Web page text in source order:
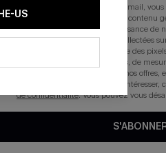
US
En soumettant votre adresse e-mail,
mails marketing (y compris du contenu
reconnaissez avoir pris connaissance de
pouvons utiliser les données collectées
technologies de suivi, telles que des
savoir si ceux-ci ont été ouverts, de
personnaliser nos contenus et nos
produits susceptibles de vous
de confidentialité. Vous pouvez vous